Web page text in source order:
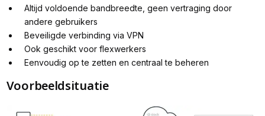
Altijd voldoende bandbreedte, geen vertraging door
andere gebruikers
Beveiligde verbinding via VPN
Ook geschikt voor flexwerkers
Eenvoudig op te zetten en centraal te beheren
Voorbeeldsituatie